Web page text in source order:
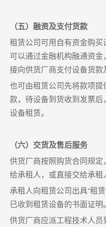
（五）融资及支付货款
租赁公司可用自有资金购
可以通过金融机构融通资
接向供货厂商支付设备货款
也可由租赁公司先将款项
款，待设备到货收到发票
设备租赁。
（六）交货及售后服务
供货厂商按照购货合同规
给承租人，或直接交给承租
承租人向租赁公司出具“租
已收到租赁设备的书面证明。
供货厂商应派工程技术人